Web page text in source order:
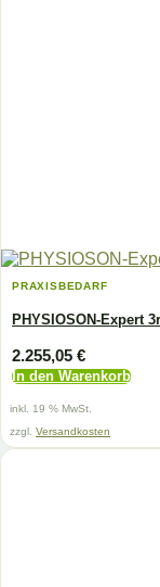
PRAXISBEDARF
PHYSIOSON-Expert
2.255,05 €
In den Warenkorb
inkl. 19 % MwSt.
zzgl. Versandkosten